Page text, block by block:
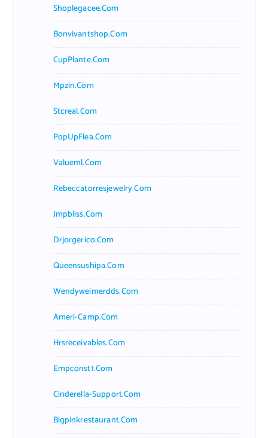
Shoplegacee.com
Bonvivantshop.com
CupPlante.com
Mpzin.com
Stcreal.com
PopUpFlea.com
Valueml.com
Rebeccatorresjewelry.com
Jmpbliss.com
Drjorgerico.com
Queensushipa.com
Wendyweimerdds.com
Ameri-Camp.com
Hrsreceivables.com
Empconst1.com
Cinderella-Support.com
Bigpinkrestaurant.com